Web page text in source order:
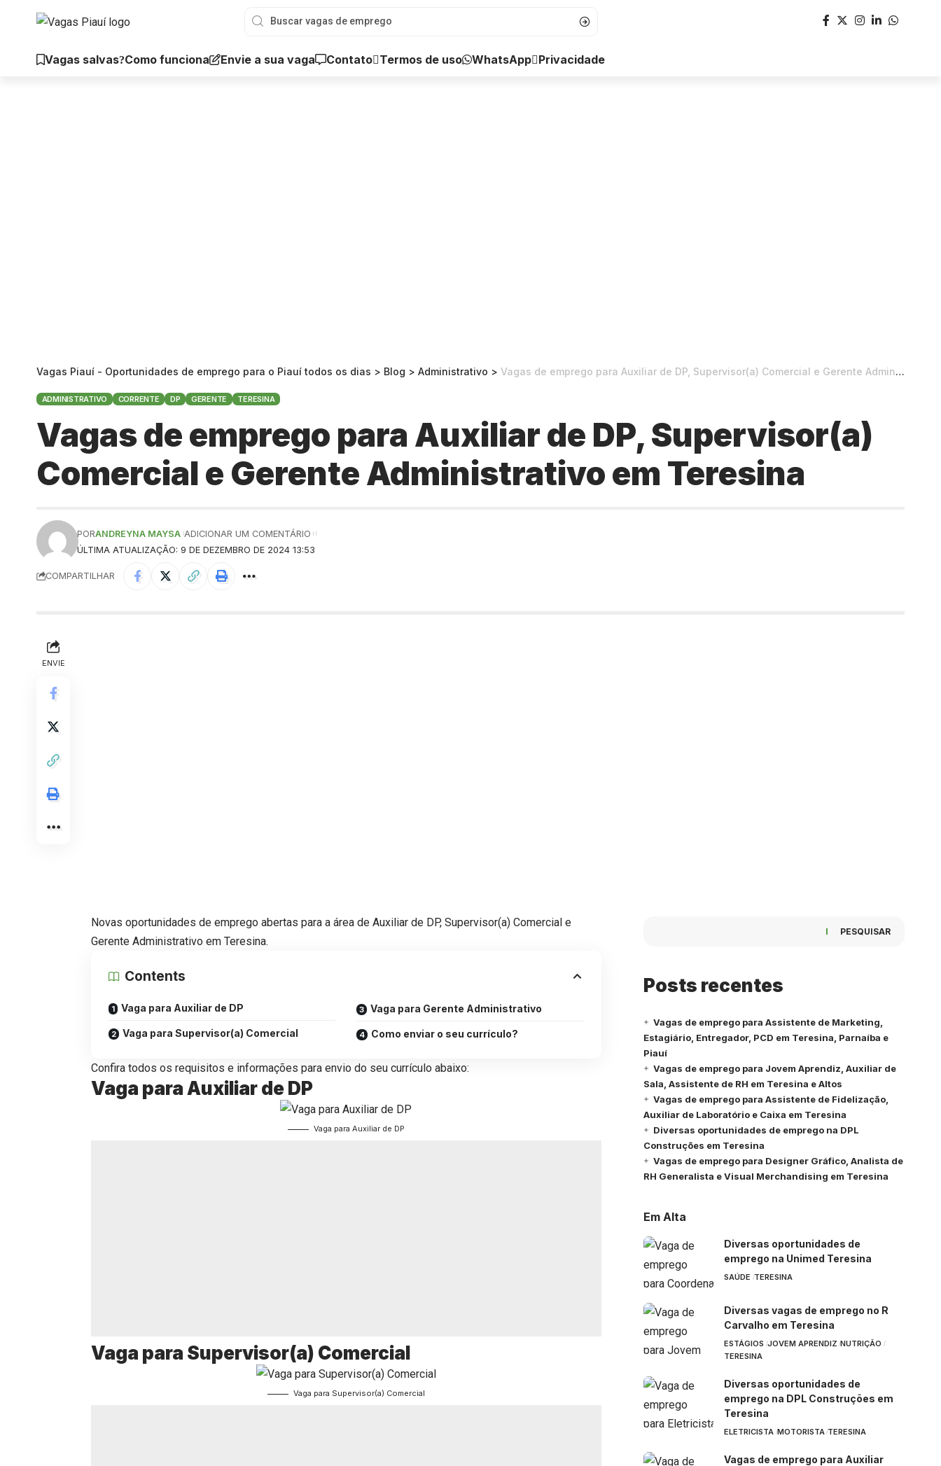
Vagas salvas Como funciona Envie a sua vaga Contato Termos de uso WhatsApp Privacidade
Vagas Piauí - Oportunidades de emprego para o Piauí todos os dias > Blog > Administrativo > Vagas de emprego para Auxiliar de DP, Supervisor(a) Comercial e Gerente Administrativo em Teresina
ADMINISTRATIVO CORRENTE DP GERENTE TERESINA
Vagas de emprego para Auxiliar de DP, Supervisor(a)
Comercial e Gerente Administrativo em Teresina
ÚLTIMA ATUALIZAÇÃO: 9 DE DEZEMBRO DE 2024 13:53
PORANDREYNA MAYSA ADICIONAR UM COMENTÁRIO
COMPARTILHAR
ENVIE
Novas oportunidades de emprego abertas para a área de Auxiliar de DP, Supervisor(a) Comercial e
Gerente Administrativo em Teresina.
Contents
Vaga para Auxiliar de DP
Vaga para Supervisor(a) Comercial
Vaga para Gerente Administrativo
Como enviar o seu currículo?
Confira todos os requisitos e informações para envio do seu currículo abaixo:
Vaga para Auxiliar de DP
Vaga para Auxiliar de DP
Vaga para Supervisor(a) Comercial
Vaga para Supervisor(a) Comercial
PESQUISAR
Posts recentes
Vagas de emprego para Assistente de Marketing,
Estagiário, Entregador, PCD em Teresina, Parnaíba e
Piauí
Vagas de emprego para Jovem Aprendiz, Auxiliar de
Sala, Assistente de RH em Teresina e Altos
Vagas de emprego para Assistente de Fidelização,
Auxiliar de Laboratório e Caixa em Teresina
Diversas oportunidades de emprego na DPL
Construções em Teresina
Vagas de emprego para Designer Gráfico, Analista de
RH Generalista e Visual Merchandising em Teresina
Em Alta
Diversas oportunidades de
emprego na Unimed Teresina
SAÚDE TERESINA
Diversas vagas de emprego no R
Carvalho em Teresina
ESTÁGIOS JOVEM APRENDIZ NUTRIÇÃO
TERESINA
Diversas oportunidades de
emprego na DPL Construções em
Teresina
ELETRICISTA MOTORISTA TERESINA
Vagas de emprego para Auxiliar